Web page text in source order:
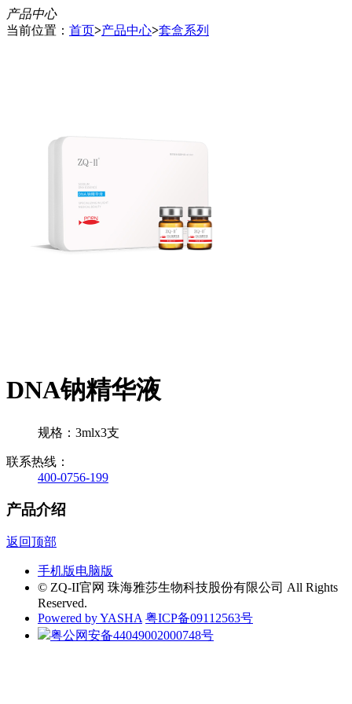
产品中心
当前位置： 首页>产品中心>套盒系列
DNA钠精华液
规格：3mlx3支
联系热线：
400-0756-199
产品介绍
返回顶部
手机版电脑版
© ZQ-II官网 珠海雅莎生物科技股份有限公司 All Rights
Reserved.
Powered by YASHA 粤ICP备09112563号
粤公网安备44049002000748号